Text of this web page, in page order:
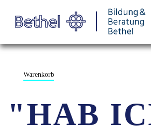
Warenkorb
"HAB